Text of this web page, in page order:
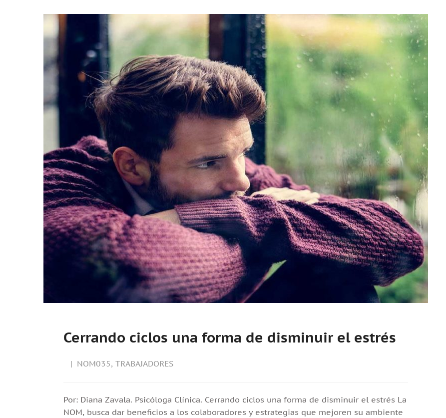
Cerrando ciclos una forma de disminuir el estrés
NOM035, TRABAJADORES
Por: Diana Zavala. Psicóloga Clínica. Cerrando ciclos una forma de disminuir el estrés La
NOM, busca dar beneficios a los colaboradores y estrategias que mejoren su ambiente